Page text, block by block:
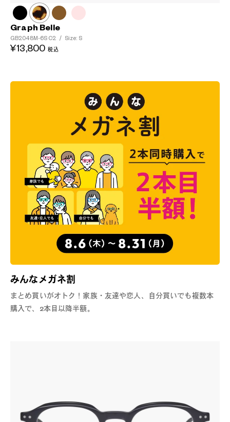
みんなメガネ割
まとめ買いがオトク！家族・友達や恋人、自分買いでも複数本
購入で、2本目以降半額。
Graph Belle
GB2048M-6S C2 / Size: S
¥13,800 税込